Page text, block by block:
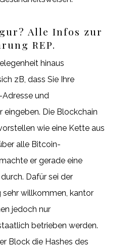
Alle Infos zur
REP.
hinaus
zB, dass Sie Ihre
und
eingeben. Die Blockchain
wie eine Kette aus
alle Bitcoin-
er gerade eine
Dafür sei der
willkommen, kantor
jedoch nur
betrieben werden.
Block die Hashes des